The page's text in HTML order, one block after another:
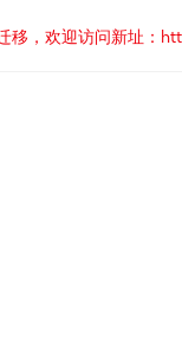
移，欢迎访问新址：